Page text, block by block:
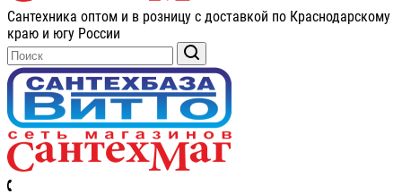
Сантехника оптом и в розницу с доставкой по Краснодарскому
краю и югу России